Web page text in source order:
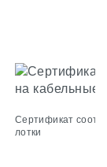
Сертификат
лотки